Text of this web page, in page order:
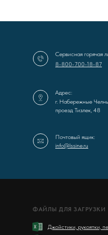
Сервисная горячая
8-800-700-18-87
г. Набережные
проезд Тизлек, 48
Адрес:
info@lssine.ru
Почтовый ящик:
ФАЙЛЫ ДЛЯ ЗАГРУЗКИ
Джойстики, рукоятки,